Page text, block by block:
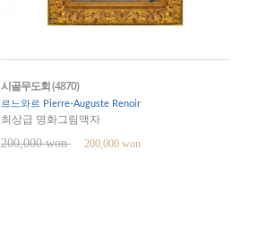
시골무도회 (4870)
르느와르 Pierre-Auguste Renoir
최상급 명화그림액자
200,000 won 200,000 won